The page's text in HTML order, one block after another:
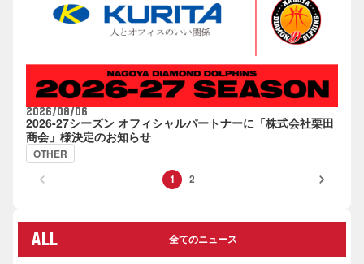
2026/08/06
2026-27シーズン オフィシャルパートナーに「株式会社栗田
商会」様決定のお知らせ
OTHER
keyboard_arrow_left 1 2 keyboard_arrow_right
ALL 全てのニュース